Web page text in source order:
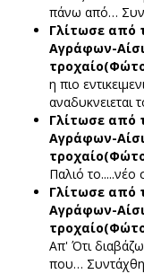
πάνω από…
Γλίτωσε από
Αγράφων-
η πιο
αναδυκνειεται
Γλίτωσε από
Αγράφων-
Παλιό το.....νέο
Γλίτωσε από
Αγράφων-
Απ' Ότι
που…